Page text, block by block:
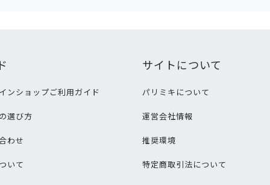
ンショップご利用ガイド
選び方
わせ
いて
サイトについて
パリミキについて
運営会社情報
推奨環境
特定商取引法について